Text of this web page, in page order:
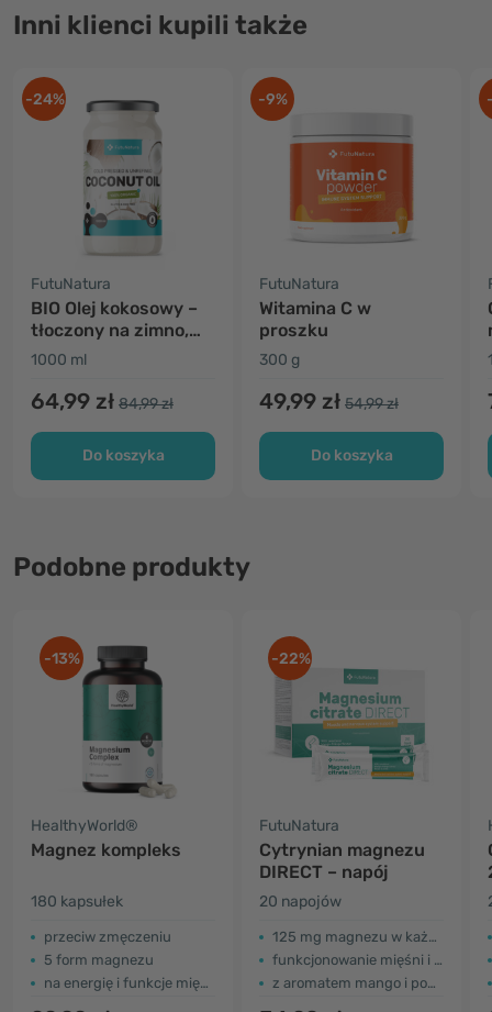
Inni klienci kupili także
-24%
FutuNatura
BIO Olej kokosowy –
tłoczony na zimno,
nierafinowany
1000 ml
64,99 zł 84,99 zł
Do koszyka
-9%
FutuNatura
Witamina C w
proszku
300 g
49,99 zł 54,99 zł
Do koszyka
Podobne produkty
-13%
HealthyWorld®
Magnez kompleks
180 kapsułek
przeciw zmęczeniu
5 form magnezu
na energię i funkcje mięśni
-22%
FutuNatura
Cytrynian magnezu
DIRECT – napój
20 napojów
125 mg magnezu w każdym napoju
funkcjonowanie mięśni i zastrzyk energii
z aromatem mango i pomarańczy